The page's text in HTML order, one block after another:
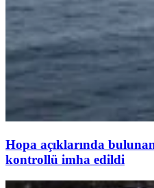
Hopa açıklarında
kontrollü imha edildi